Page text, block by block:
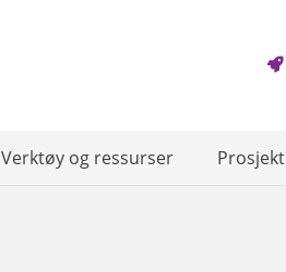
Verktøy og ressurser Prosjekt